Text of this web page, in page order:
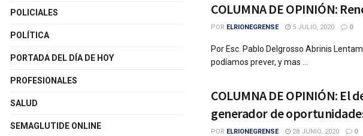
COLUMNA DE OPINIÓN:
POR ELRIONEGRENSE 5 JULIO, 2020 0
Por Esc. Pablo Delgrosso Abrinis
podíamos prever, y mas ...
COLUMNA DE OPINIÓN:
generador de
POR ELRIONEGRENSE 28 JUNIO, 2020 0
POLICIALES
POLÍTICA
PORTADA DEL DÍA DE HOY
PROFESIONALES
SALUD
SEMAGLUTIDE ONLINE